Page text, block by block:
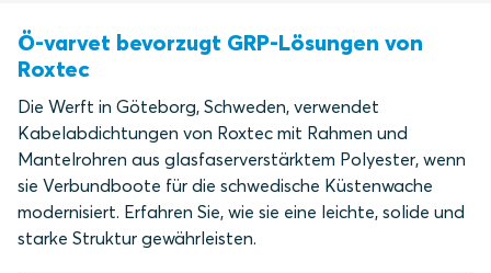
Ö-varvet bevorzugt GRP-Lösungen von
Roxtec
Die Werft in Göteborg, Schweden, verwendet
Kabelabdichtungen von Roxtec mit Rahmen und
Mantelrohren aus glasfaserverstärktem Polyester, wenn
sie Verbundboote für die schwedische Küstenwache
modernisiert. Erfahren Sie, wie sie eine leichte, solide und
starke Struktur gewährleisten.